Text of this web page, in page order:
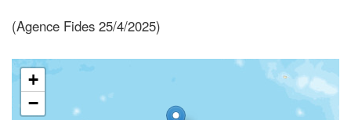
(Agence Fides 25/4/2025)
+
−